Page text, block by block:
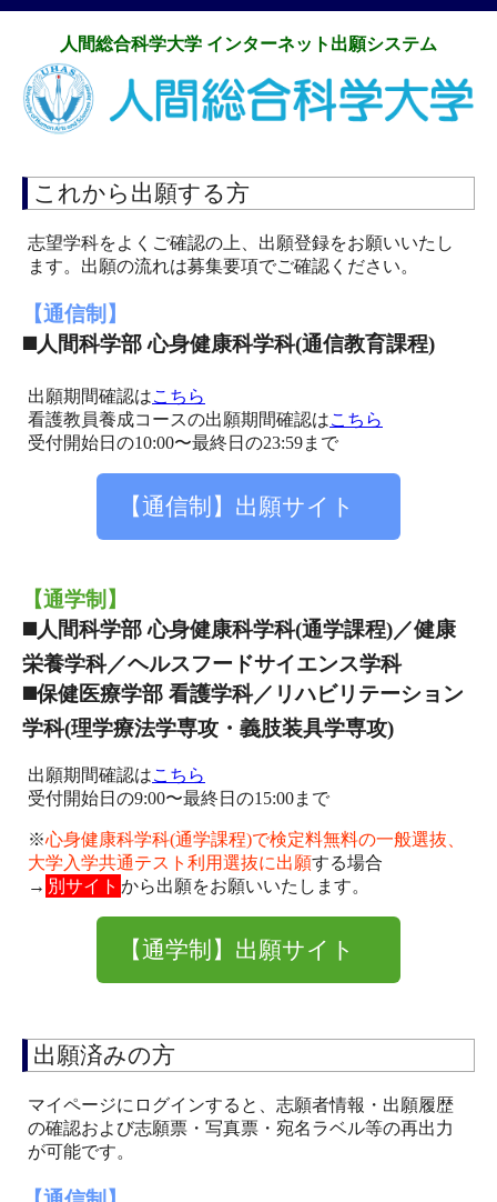
人間総合科学大学 インターネット出願システム
これから出願する方
志望学科をよくご確認の上、出願登録をお願いいたし
ます。出願の流れは募集要項でご確認ください。
【通信制】
◼️人間科学部 心身健康科学科(通信教育課程)
出願期間確認はこちら
看護教員養成コースの出願期間確認はこちら
受付開始日の10:00〜最終日の23:59まで
【通信制】出願サイト
【通学制】
◼️人間科学部 心身健康科学科(通学課程)／健康
栄養学科／ヘルスフードサイエンス学科
◼️保健医療学部 看護学科／リハビリテーション
学科(理学療法学専攻・義肢装具学専攻)
出願期間確認はこちら
受付開始日の9:00〜最終日の15:00まで
※心身健康科学科(通学課程)で検定料無料の一般選抜、
大学入学共通テスト利用選抜に出願する場合
→ 別サイト から出願をお願いいたします。
【通学制】出願サイト
出願済みの方
マイページにログインすると、志願者情報・出願履歴
の確認および志願票・写真票・宛名ラベル等の再出力
が可能です。